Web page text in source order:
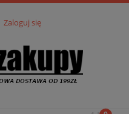
Zaloguj się